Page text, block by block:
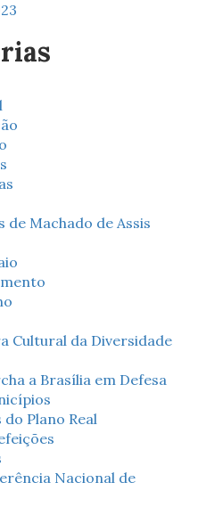
de Machado de Assis
Cultural da Diversidade
a Brasília em Defesa
do Plano Real
Nacional de